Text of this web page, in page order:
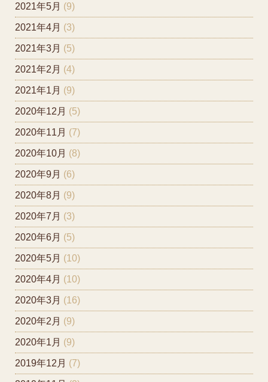
2021年5月 (9)
2021年4月 (3)
2021年3月 (5)
2021年2月 (4)
2021年1月 (9)
2020年12月 (5)
2020年11月 (7)
2020年10月 (8)
2020年9月 (6)
2020年8月 (9)
2020年7月 (3)
2020年6月 (5)
2020年5月 (10)
2020年4月 (10)
2020年3月 (16)
2020年2月 (9)
2020年1月 (9)
2019年12月 (7)